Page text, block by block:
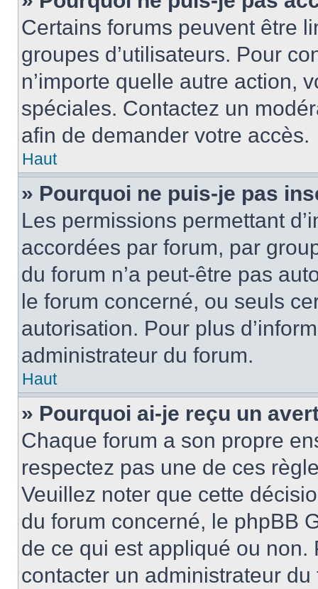
Certains forums peuvent être
groupes d’utilisateurs. Pour
n’importe quelle autre action,
spéciales. Contactez un
afin de demander votre accès.
Haut
» Pourquoi ne puis-je pas
Les permissions permettant
accordées par forum, par
du forum n’a peut-être pas
le forum concerné, ou seuls
autorisation. Pour plus
administrateur du forum.
Haut
» Pourquoi ai-je reçu un
Chaque forum a son propre
respectez pas une de ces
Veuillez noter que cette
du forum concerné, le phpBB
de ce qui est appliqué ou non.
contacter un administrateur du